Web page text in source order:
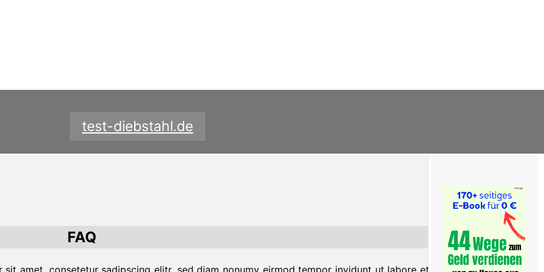
test-diebstahl.de
FAQ
amet, consetetur sadipscing elitr, sed diam nonumy eirmod tempor invidunt ut labore et